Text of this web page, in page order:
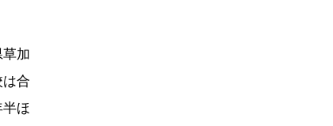
加
合
ほ